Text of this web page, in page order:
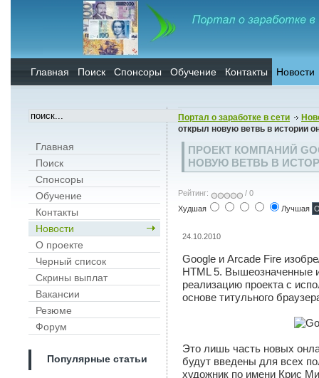
Главная Поиск Спонсоры Обучение Контакты Новости
Главная
Поиск
Спонсоры
Обучение
Контакты
Новости
О проекте
Черный список
Скрины выплат
Вакансии
Резюме
Форум
Популярные статьи
Портал о заработке в сети
открыл новую ветвь в истории
ПРОЕКТ КОМПАНИЙ
НОВУЮ ВЕТВЬ В
Рейтинг:
/ 0
Худшая
Лучшая
24.10.2010
Google и Arcade Fire
HTML 5. Вышеозначенные
реализацию проекта с
основе титульного
Это лишь часть новых
будут введены для всех
художник по имени Крис